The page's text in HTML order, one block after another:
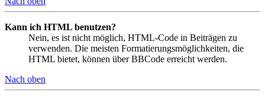
Kann ich HTML benutzen?
Nein, es ist nicht möglich, HTML-Code in Beiträgen zu
verwenden. Die meisten Formatierungsmöglichkeiten, die
HTML bietet, können über BBCode erreicht werden.
Nach oben